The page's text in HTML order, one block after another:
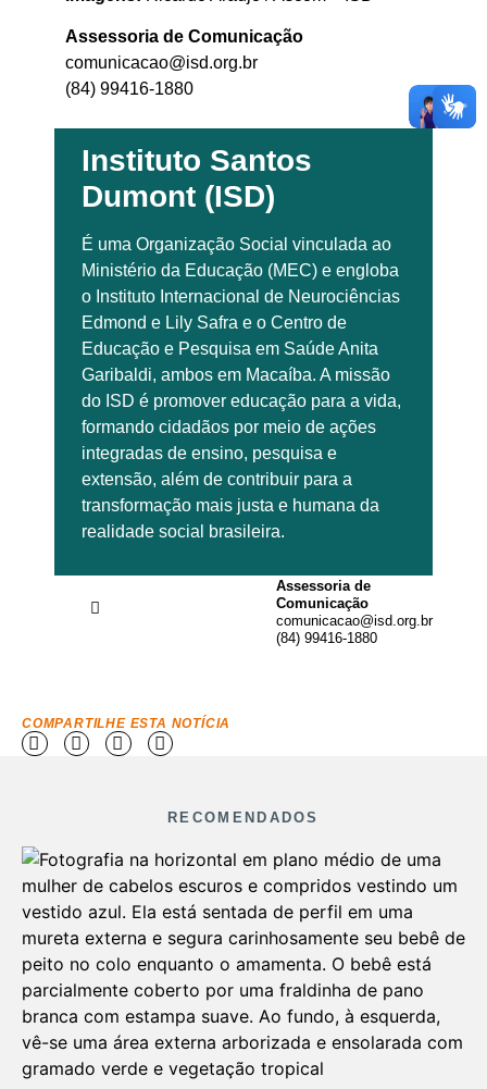
Assessoria de Comunicação
comunicacao@isd.org.br
(84) 99416-1880
Instituto Santos
Dumont (ISD)
É uma Organização Social vinculada ao
Ministério da Educação (MEC) e engloba
o Instituto Internacional de Neurociências
Edmond e Lily Safra e o Centro de
Educação e Pesquisa em Saúde Anita
Garibaldi, ambos em Macaíba. A missão
do ISD é promover educação para a vida,
formando cidadãos por meio de ações
integradas de ensino, pesquisa e
extensão, além de contribuir para a
transformação mais justa e humana da
realidade social brasileira.
Assessoria de
Comunicação
comunicacao@isd.org.br
(84) 99416-1880
COMPARTILHE ESTA NOTÍCIA
RECOMENDADOS